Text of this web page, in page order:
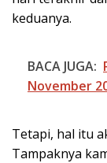
keduanya.
BACA JUGA:
November
Tetapi, hal itu
Tampaknya